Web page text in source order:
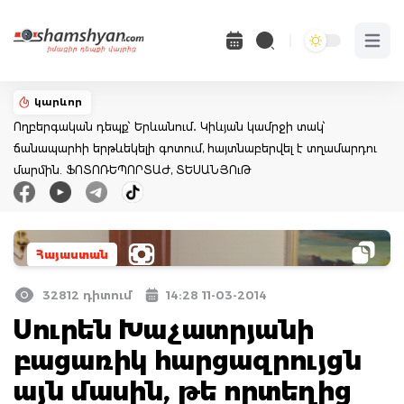
Open
կարևոր
Ողբերգական դեպք՝ Երևանում․ Կիևյան կամրջի տակ՝
ճանապարհի երթևեկելի գոտում, հայտնաբերվել է տղամարդու
մարմին. ՖՈՏՈՌԵՊՈՐՏԱԺ, ՏԵՍԱՆՅՈւԹ
Հայաստան
32812 դիտում 14:28 11-03-2014
Սուրեն Խաչատրյանի
բացառիկ հարցազրույցն
այն մասին, թե որտեղից